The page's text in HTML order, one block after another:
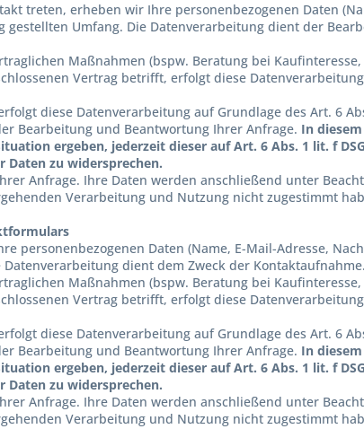
treten, erheben wir Ihre personenbezogenen Daten
Umfang. Die Datenverarbeitung dient der
Maßnahmen (bspw. Beratung bei
Vertrag betrifft, erfolgt diese
diese Datenverarbeitung auf Grundlage des Art. 6
Bearbeitung und Beantwortung Ihrer Anfrage. In
ergeben, jederzeit dieser auf Art. 6 Abs. 1 lit. f
Daten zu widersprechen.
Anfrage. Ihre Daten werden anschließend unter
Verarbeitung und Nutzung nicht zugestimmt
personenbezogenen Daten (Name, E-Mail-Adresse,
dient dem Zweck der Kontaktaufnahme.
Maßnahmen (bspw. Beratung bei
Vertrag betrifft, erfolgt diese
diese Datenverarbeitung auf Grundlage des Art. 6
Bearbeitung und Beantwortung Ihrer Anfrage. In
ergeben, jederzeit dieser auf Art. 6 Abs. 1 lit. f
Daten zu widersprechen.
Anfrage. Ihre Daten werden anschließend unter
Verarbeitung und Nutzung nicht zugestimmt